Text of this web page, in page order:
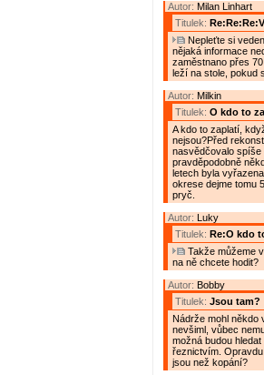
Autor: Milan Linhart
Titulek:
Nepleťte si
nějaká informace
zaměstnano přes
leží na stole, pokud
Autor: Milkin
Titulek: O kdo to
A kdo to zaplatí,
nejsou?Před
nasvědčovalo spíše
pravděpodobně
letech byla
okrese dejme tomu
pryč.
Autor: Luky
Titulek: Re:O kdo
Takže můžeme
na ně chcete hodit?
Autor: Bobby
Titulek: Jsou tam?
Nádrže mohl někdo
nevšiml, vůbec
možná budou
řeznictvím.
jsou než kopání?